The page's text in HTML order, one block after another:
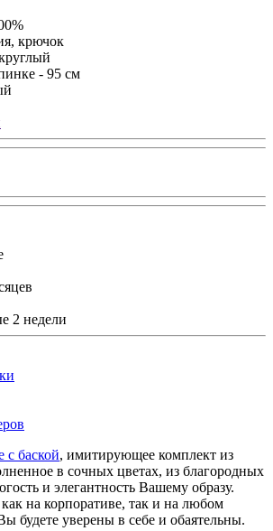
крючок
- 95 см
2 недели
с баской, имитирующее комплект из
в сочных цветах, из благородных
и элегантность Вашему образу.
на корпоративе, так и на любом
будете уверены в себе и обаятельны.